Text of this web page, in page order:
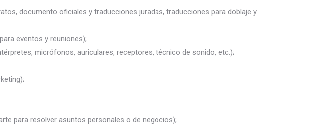
documento oficiales y traducciones juradas, traducciones para doblaje y
eventos y reuniones);
micrófonos, auriculares, receptores, técnico de sonido, etc.);
para resolver asuntos personales o de negocios);